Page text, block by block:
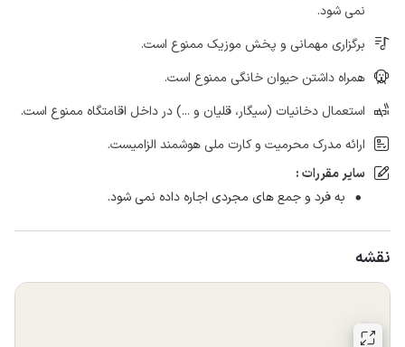
نمی شود.
برگزاری مهمانی و پخش موزیک ممنوع است.
همراه داشتن حیوان خانگی ممنوع است.
استعمال دخانیات (سیگار، قلیان و ...) در داخل اقامتگاه ممنوع است.
ارائه مدرک محرمیت و کارت ملی هوشمند الزامیست.
سایر مقررات :
به فرد و جمع های مجردی اجاره داده نمی شود.
نقشه